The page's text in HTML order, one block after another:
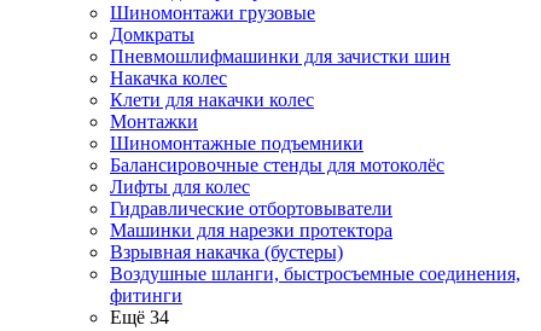
Шиномонтажи грузовые
Домкраты
Пневмошлифмашинки для зачистки шин
Накачка колес
Клети для накачки колес
Монтажки
Шиномонтажные подъемники
Балансировочные стенды для мотоколёс
Лифты для колес
Гидравлические отбортовыватели
Машинки для нарезки протектора
Взрывная накачка (бустеры)
Воздушные шланги, быстросъемные соединения,
фитинги
Ещё 34